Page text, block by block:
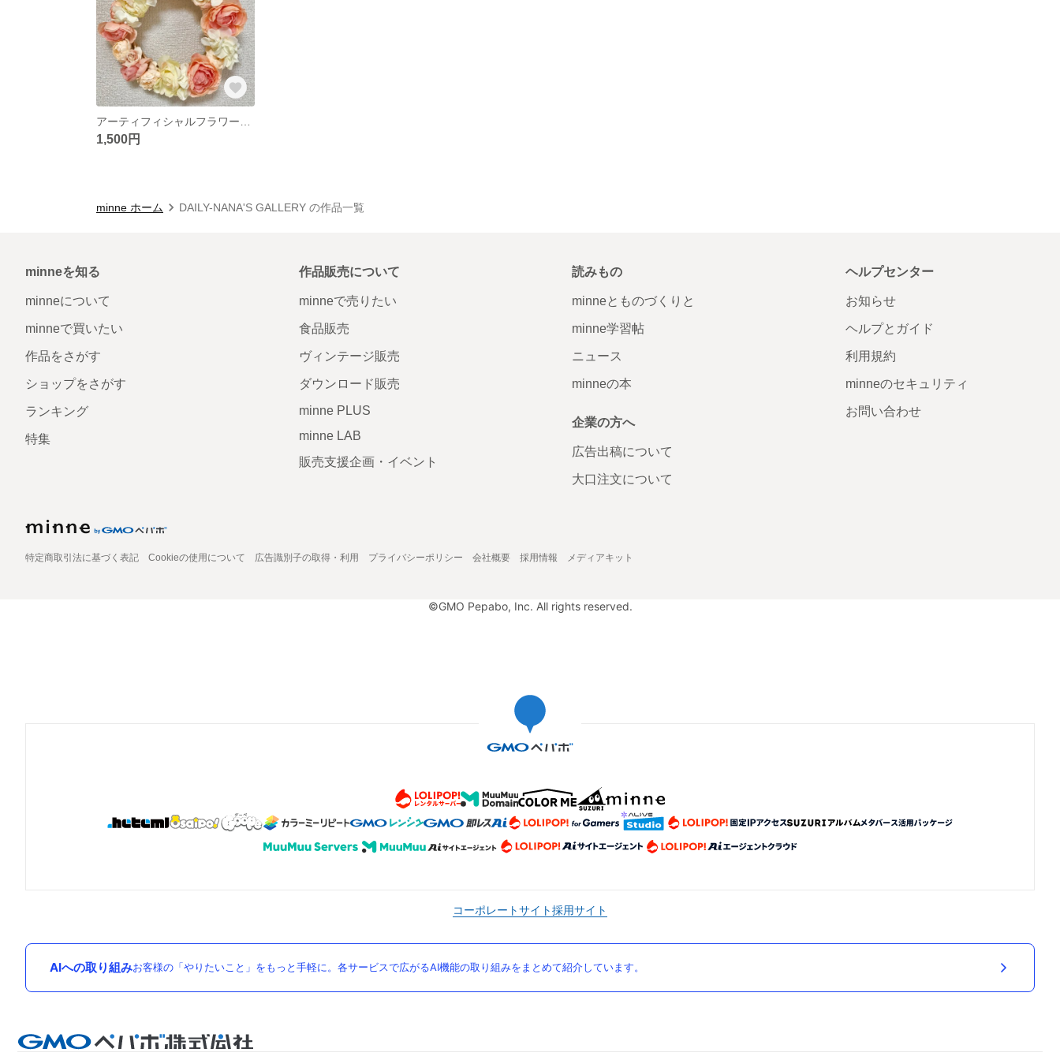
1,500円
minne ホーム DAILY-NANA'S GALLERY の作品一覧
minneを知る
minneについて
minneで買いたい
作品をさがす
ショップをさがす
ランキング
特集
作品販売について
minneで売りたい
食品販売
ヴィンテージ販売
ダウンロード販売
minne PLUS
minne LAB
販売支援企画・イベント
読みもの
minneとものづくりと
minne学習帖
ニュース
minneの本
企業の方へ
広告出稿について
大口注文について
ヘルプセンター
お知らせ
ヘルプとガイド
利用規約
minneのセキュリティ
お問い合わせ
特定商取引法に基づく表記 Cookieの使用について 広告識別子の取得・利用 プライバシーポリシー 会社概要 採用情報 メディアキット
©GMO Pepabo, Inc. All rights reserved.
コーポレートサイト採用サイト
AIへの取り組みお客様の「やりたいこと」をもっと手軽に。各サービスで広がるAI機能の取り組みをまとめて紹介しています。